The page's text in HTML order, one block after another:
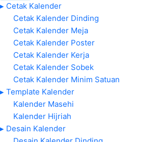
▸ Cetak Kalender
Cetak Kalender Dinding
Cetak Kalender Meja
Cetak Kalender Poster
Cetak Kalender Kerja
Cetak Kalender Sobek
Cetak Kalender Minim Satuan
▸ Template Kalender
Kalender Masehi
Kalender Hijriah
▸ Desain Kalender